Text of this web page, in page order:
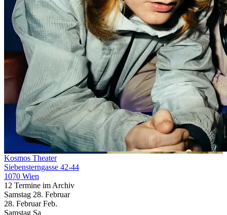
Kosmos Theater
Siebensterngasse 42-44
1070 Wien
12 Termine im Archiv
Samstag 28. Februar
28. Februar Feb.
Samstag Sa